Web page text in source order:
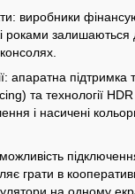
виробники
роками
апаратна підтримка
та технології
і насичені
грати в
на одному